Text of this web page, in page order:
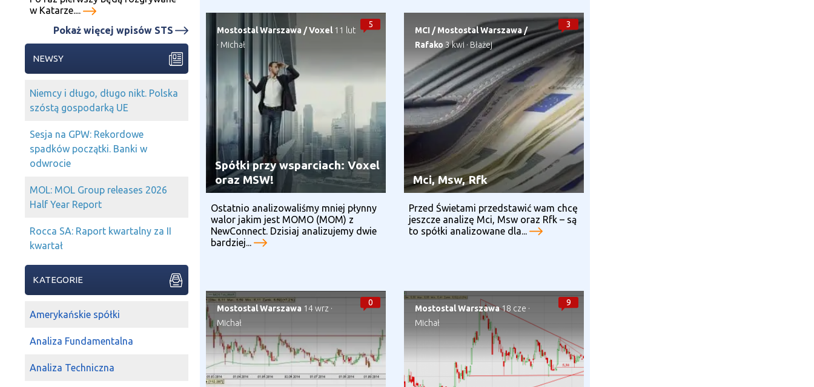
5
Mostostal Warszawa /Voxel 11 lut
· Michał
Spółki przy wsparciach: Voxel
oraz MSW!
Ostatnio analizowaliśmy mniej płynny
walor jakim jest MOMO (MOM) z
NewConnect. Dzisiaj analizujemy dwie
bardziej...
3
MCI /Mostostal Warszawa/
Rafako 3 kwi · Błażej
Mci, Msw, Rfk
Przed Świetami przedstawić wam chcę
jeszcze analizę Mci, Msw oraz Rfk – są
to spółki analizowane dla...
0
Mostostal Warszawa 14 wrz ·
Michał
9
Mostostal Warszawa18 cze ·
Michał
w Katarze....
Pokaż więcej wpisów STS
NEWSY
Niemcy i długo, długo nikt. Polska
szóstą gospodarką UE
Sesja na GPW: Rekordowe
spadków początki. Banki w
odwrocie
MOL: MOL Group releases 2026
Half Year Report
Rocca SA: Raport kwartalny za II
kwartał
KATEGORIE
Amerykańskie spółki
Analiza Fundamentalna
Analiza Techniczna